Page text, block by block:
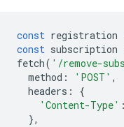
const registration
const subscription
fetch( '/remove-
method : 'POST' ,
headers :
{
'Content-Type' :
},